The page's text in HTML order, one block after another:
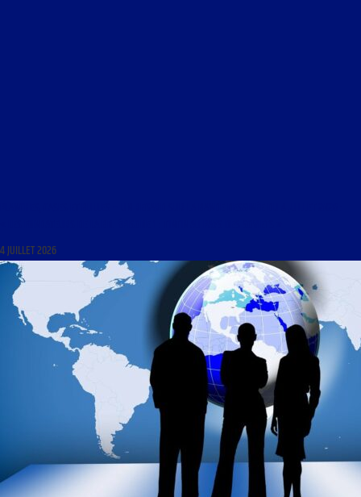
4 JUILLET 2026